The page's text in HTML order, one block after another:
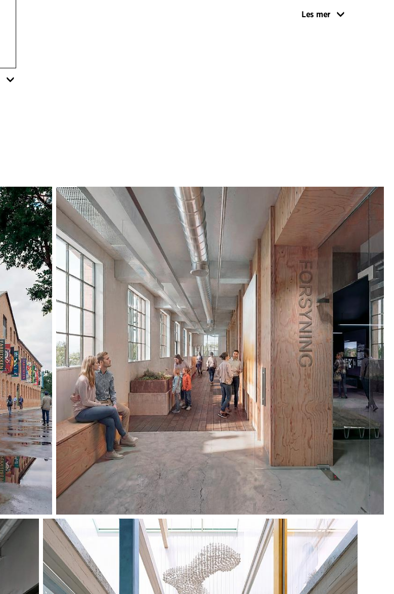
Prosjektets sentrale grep er det nye indre Torvet, et felles offentlig
fabrikken fortsatt er til stede i det nye kulturhuset. Materialer som
fjernes under transformasjonen gjenbrukes direkte i prosjektet
som dekker, trapper, veggkledninger og interiørelementer. Nye
tilføyelser integreres skånsomt i det eksisterende
industrikompleksets struktur og skala. Samtidig åpner prosjektet
den tidligere fabrikken mot både byen og Rhododendronparken
gjennom nye innganger, forbindelser og offentlige byrom.
Tidligere baksidearealer transformeres til inviterende uterom som
støtter kulturelle aktiviteter, daglig bruk og nye forbindelser
mellom byen, parken og Fabrikken.
Les mer